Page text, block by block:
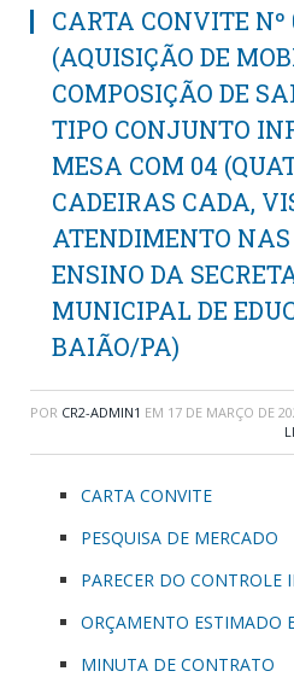
CARTA CONVITE
(AQUISIÇÃO DE
COMPOSIÇÃO DE
TIPO CONJUNTO
MESA COM 04
CADEIRAS CADA,
ATENDIMENTO NAS
ENSINO DA
MUNICIPAL DE
BAIÃO/PA)
POR CR2-ADMIN1 EM 17 DE MARÇO DE
CARTA CONVITE
PESQUISA DE MERCADO
PARECER DO CONTROLE
ORÇAMENTO ESTIMADO
MINUTA DE CONTRATO